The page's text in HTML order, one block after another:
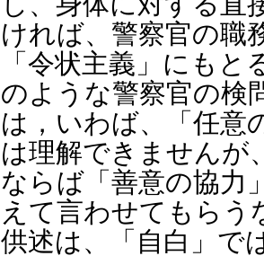
ければ、警察官の職
「令状主義」にも
のような警察官の検
は，いわば、「任意
は理解できませんが
ならば「善意の協力
えて言わせてもらう
供述は、「自白」で